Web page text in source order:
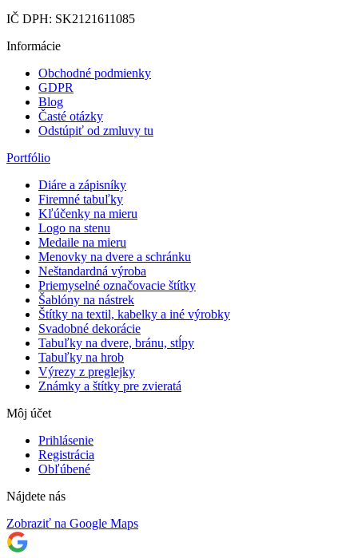
IČ DPH: SK2121611085
Informácie
Obchodné podmienky
GDPR
Blog
Časté otázky
Odstúpiť od zmluvy tu
Portfólio
Diáre a zápisníky
Firemné tabuľky
Kľúčenky na mieru
Logo na stenu
Medaile na mieru
Menovky na dvere a schránku
Neštandardná výroba
Priemyselné označovacie štítky
Šablóny na nástrek
Štítky na textil, kabelky a iné výrobky
Svadobné dekorácie
Tabuľky na dvere, bránu, stĺpy
Tabuľky na hrob
Výrezy z preglejky
Známky a štítky pre zvieratá
Môj účet
Prihlásenie
Registrácia
Obľúbené
Nájdete nás
Zobraziť na Google Maps